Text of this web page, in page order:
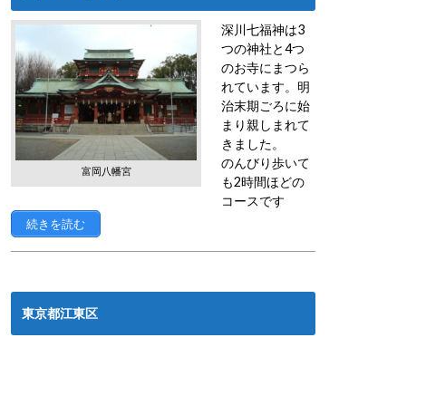
富岡八幡宮
深川七福神は3
つの神社と4つ
のお寺にまつら
れています。明
治末期ごろに始
まり親しまれて
きました。
のんびり歩いて
も2時間ほどの
コースです
続きを読む
東京都江東区